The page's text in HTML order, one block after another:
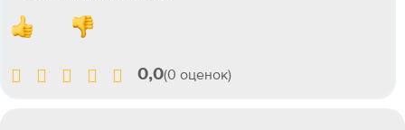
0,0(0 оценок)